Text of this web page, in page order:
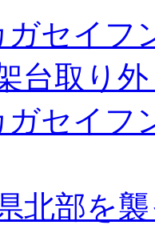
ガセイフ
台取り
ガセイフ
北部を